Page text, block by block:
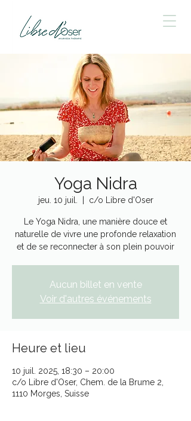
Yoga Nidra
jeu. 10 juil. c/o Libre d'Oser
Le Yoga Nidra, une manière douce et
naturelle de vivre une profonde relaxation
et de se reconnecter à son plein pouvoir
Aucun billet en vente
Voir d'autres événements
Heure et lieu
10 juil. 2025, 18:30 – 20:00
c/o Libre d'Oser, Chem. de la Brume 2,
1110 Morges, Suisse